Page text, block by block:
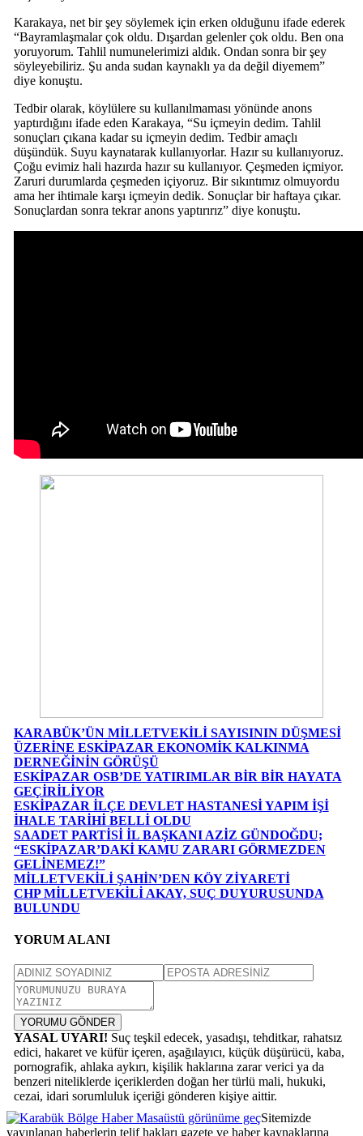
Karakaya, net bir şey söylemek için erken olduğunu ifade ederek
“Bayramlaşmalar çok oldu. Dışardan gelenler çok oldu. Ben ona
yoruyorum. Tahlil numunelerimizi aldık. Ondan sonra bir şey
söyleyebiliriz. Şu anda sudan kaynaklı ya da değil diyemem”
diye konuştu.
Tedbir olarak, köylülere su kullanılmaması yönünde anons
yaptırdığını ifade eden Karakaya, “Su içmeyin dedim. Tahlil
sonuçları çıkana kadar su içmeyin dedim. Tedbir amaçlı
düşündük. Suyu kaynatarak kullanıyorlar. Hazır su kullanıyoruz.
Çoğu evimiz hali hazırda hazır su kullanıyor. Çeşmeden içmiyor.
Zaruri durumlarda çeşmeden içiyoruz. Bir sıkıntımız olmuyordu
ama her ihtimale karşı içmeyin dedik. Sonuçlar bir haftaya çıkar.
Sonuçlardan sonra tekrar anons yaptırırız” diye konuştu.
KARABÜK’ÜN MİLLETVEKİLİ SAYISININ DÜŞMESİ
ÜZERİNE ESKİPAZAR EKONOMİK KALKINMA
DERNEĞİNİN GÖRÜŞÜ
ESKİPAZAR OSB’DE YATIRIMLAR BİR BİR HAYATA
GEÇİRİLİYOR
ESKİPAZAR İLÇE DEVLET HASTANESİ YAPIM İŞİ
İHALE TARİHİ BELLİ OLDU
SAADET PARTİSİ İL BAŞKANI AZİZ GÜNDOĞDU;
“ESKİPAZAR’DAKİ KAMU ZARARI GÖRMEZDEN
GELİNEMEZ!”
MİLLETVEKİLİ ŞAHİN’DEN KÖY ZİYARETİ
CHP MİLLETVEKİLİ AKAY, SUÇ DUYURUSUNDA
BULUNDU
YORUM ALANI
YORUMU GÖNDER
YASAL UYARI! Suç teşkil edecek, yasadışı, tehditkar, rahatsız
edici, hakaret ve küfür içeren, aşağılayıcı, küçük düşürücü, kaba,
pornografik, ahlaka aykırı, kişilik haklarına zarar verici ya da
benzeri niteliklerde içeriklerden doğan her türlü mali, hukuki,
cezai, idari sorumluluk içeriği gönderen kişiye aittir.
Masaüstü görünüme geçSitemizde
yayınlanan haberlerin telif hakları gazete ve haber kaynaklarına